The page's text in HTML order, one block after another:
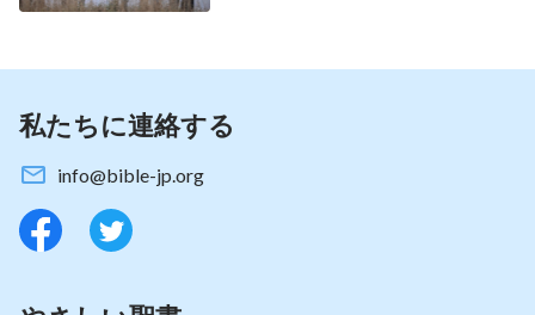
ちは主イエスが真理、道、命だと認めますが、でも
今パウロの言葉は主イエスの言葉と矛盾し、対立し
ています。これは、パウロの言葉が混じり気のある
もの、人の意志によって出たものであって、真理で
はないことを証明します。わたしは
父の御心を行う者だけが入るのである』
私たちに連絡する
info@bible-jp.org